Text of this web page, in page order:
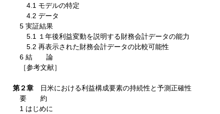
4.1 モデルの特定
4.2 データ
5 実証結果
5.1 １年後利益変動を説明する財務会計データの能力
5.2 再表示された財務会計データの比較可能性
6 結 論
［参考文献］
第２章日米における利益構成要素の持続性と予測正確性
要 約
1 はじめに